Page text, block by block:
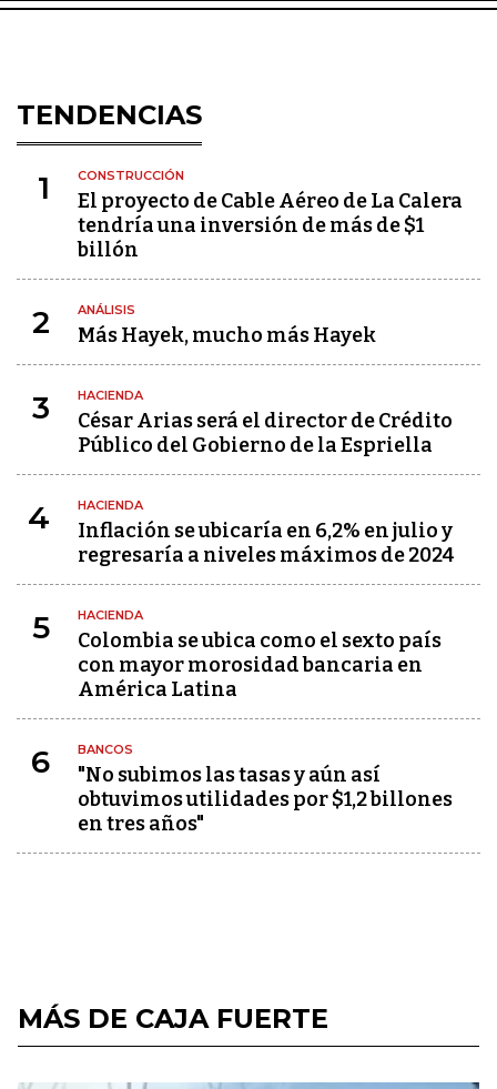
TENDENCIAS
1 CONSTRUCCIÓN
El proyecto de Cable Aéreo de La Calera
tendría una inversión de más de $1
billón
2 ANÁLISIS
Más Hayek, mucho más Hayek
3 HACIENDA
César Arias será el director de Crédito
Público del Gobierno de la Espriella
4 HACIENDA
Inflación se ubicaría en 6,2% en julio y
regresaría a niveles máximos de 2024
5 HACIENDA
Colombia se ubica como el sexto país
con mayor morosidad bancaria en
América Latina
6 BANCOS
"No subimos las tasas y aún así
obtuvimos utilidades por $1,2 billones
en tres años"
MÁS DE CAJA FUERTE